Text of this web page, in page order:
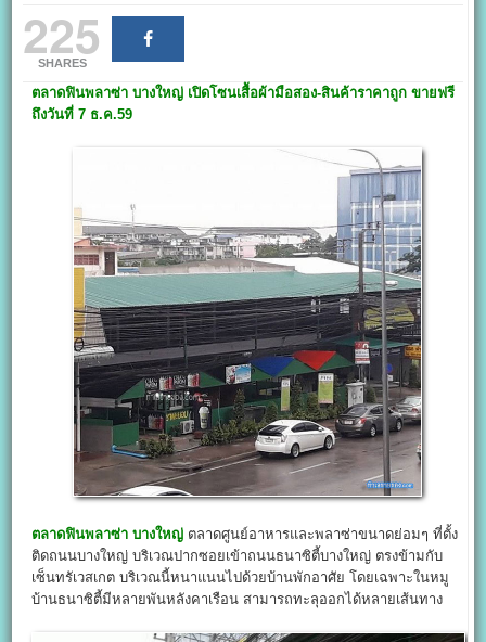
225
SHARES
ตลาดฟินพลาซ่า บางใหญ่ เปิดโซนเสื้อผ้ามือสอง-สินค้าราคาถูก ขายฟรี
ถึงวันที่7 ธ.ค.59
ตลาดฟินพลาซ่า บางใหญ่ ตลาดศูนย์อาหารและพลาซ่าขนาดย่อมๆ ที่ตั้ง
ติดถนนบางใหญ่ บริเวณปากซอยเข้าถนนธนาซิตี้บางใหญ่ ตรงข้ามกับ
เซ็นทรัเวสเกต บริเวณนี้หนาแนนไปด้วยบ้านพักอาศัย โดยเฉพาะในหมู
บ้านธนาซิตี้มีหลายพันหลังคาเรือน สามารถทะลุออกได้หลายเส้นทาง